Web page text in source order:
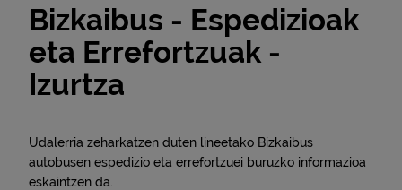
Bizkaibus - Espedizioak
eta Errefortzuak -
Izurtza
Udalerria zeharkatzen duten lineetako Bizkaibus
autobusen espedizio eta errefortzuei buruzko informazioa
eskaintzen da.